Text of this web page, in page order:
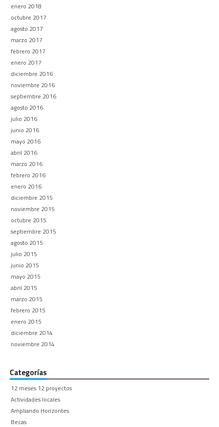
enero 2018
octubre 2017
agosto 2017
marzo 2017
febrero 2017
enero 2017
diciembre 2016
noviembre 2016
septiembre 2016
agosto 2016
julio 2016
junio 2016
mayo 2016
abril 2016
marzo 2016
febrero 2016
enero 2016
diciembre 2015
noviembre 2015
octubre 2015
septiembre 2015
agosto 2015
julio 2015
junio 2015
mayo 2015
abril 2015
marzo 2015
febrero 2015
enero 2015
diciembre 2014
noviembre 2014
Categorías
12 meses 12 proyectos
Actividades locales
Ampliando Horizontes
Becas